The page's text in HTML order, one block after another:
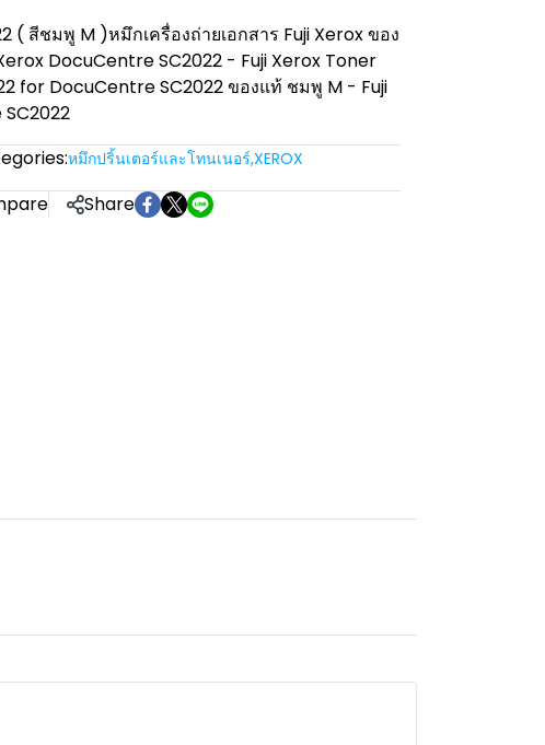
( สีชมพู M )หมึกเครื่องถ่ายเอกสาร Fuji Xerox ของ
DocuCentre SC2022 - Fuji Xerox Toner
for DocuCentre SC2022 ของแท้ ชมพู M - Fuji
หมึกปริ้นเตอร์และโทนเนอร์,XEROX
Share